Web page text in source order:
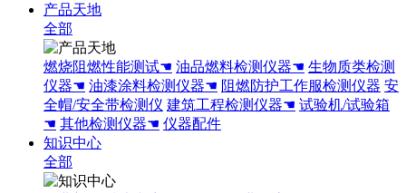
产品天地
全部
燃烧阻燃性能测试☚ 油品燃料检测仪器☚ 生物质类检测
仪器☚ 油漆涂料检测仪器☚ 阻燃防护工作服检测仪器 安
全帽/安全带检测仪 建筑工程检测仪器☚ 试验机/试验箱
☚ 其他检测仪器☚ 仪器配件
知识中心
全部